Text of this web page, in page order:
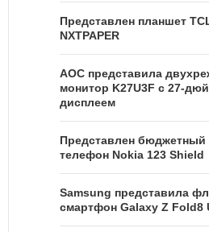
Представлен планшет
NXTPAPER
AOC представила
монитор K27U3F с 27-
дисплеем
Представлен бюджетный
телефон Nokia 123 Shield
Samsung представила
смартфон Galaxy Z Fold8